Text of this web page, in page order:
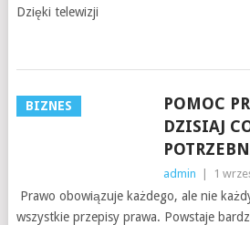
Dzięki telewizji
BIZNES
POMOC
DZISIAJ
admin 1
Prawo obowiązuje każdego, ale nie
wszystkie przepisy prawa. Powstaje